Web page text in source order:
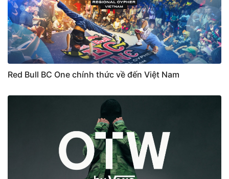
Red Bull BC One chính thức về đến Việt Nam